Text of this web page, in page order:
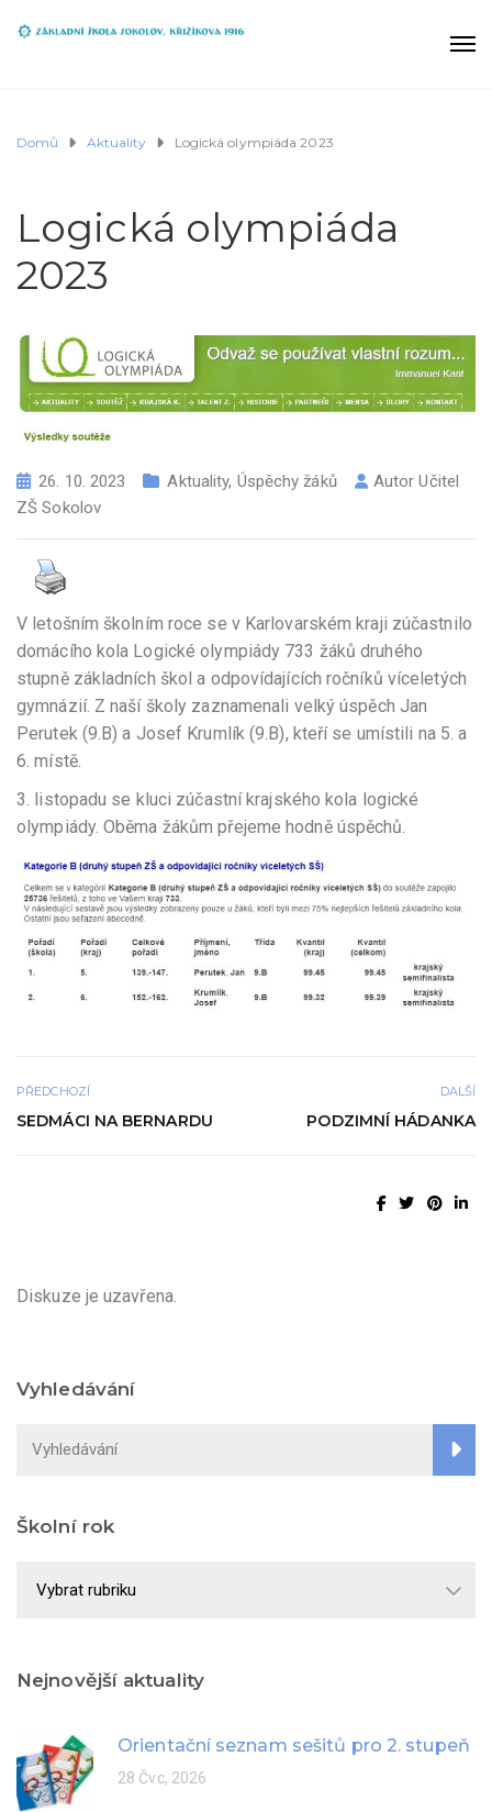
Domů Aktuality Logická olympiáda 2023
Logická olympiáda
2023
26. 10. 2023 Aktuality, Úspěchy žáků AutorUčitel
ZŠ Sokolov
V letošním školním roce se v Karlovarském kraji zúčastnilo
domácího kola Logické olympiády 733 žáků druhého
stupně základních škol a odpovídajících ročníků víceletých
gymnázií. Z naší školy zaznamenali velký úspěch Jan
Perutek (9.B) a Josef Krumlík (9.B), kteří se umístili na 5. a
6. místě.
3. listopadu se kluci zúčastní krajského kola logické
olympiády. Oběma žákům přejeme hodně úspěchů.
PŘEDCHOZÍ
SEDMÁCI NA BERNARDU
DALŠÍ
PODZIMNÍ HÁDANKA
Diskuze je uzavřena.
Vyhledávání
Školní rok
rok
Nejnovější aktuality
Orientační seznam sešitů pro 2. stupeň
28 Čvc, 2026